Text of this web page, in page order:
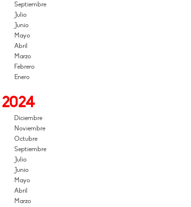
Septiembre
Julio
Junio
Mayo
Abril
Marzo
Febrero
Enero
2024
Diciembre
Noviembre
Octubre
Septiembre
Julio
Junio
Mayo
Abril
Marzo